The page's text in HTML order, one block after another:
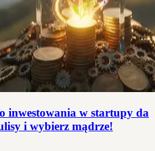
inwestowania w startupy da
i wybierz mądrze!